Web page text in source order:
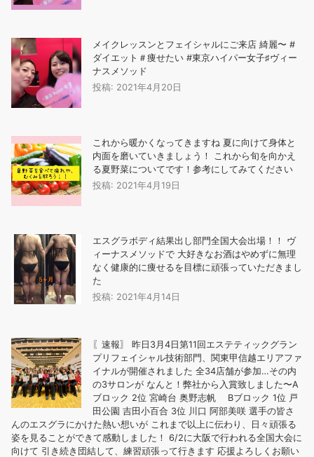
メイクレッスンとフェイシャルにご来店️ 綺麗〜 #
ダイエット＃痩せたい #東京ハイパー女子♯ヴィー
ナスメソッド
投稿: 2021年4月20日
これから暖かくなってきますね 夏に向けて身体と
内面を磨いていきましょう！️ これから旬を向かえ
る夏野菜についてです！参考にしてみてください
投稿: 2021年4月19日
エスグラボディ結果出し部門全国大会出場！！ ヴ
ィーナスメソッドで 大好きなお酒はやめずに無理
なく健康的に痩せるを目標に頑張っていただきまし
た
投稿: 2021年4月14日
〖速報〗 昨日3月4日第11回エステティックグラン
プリフェイシャル技術部門、関東甲信越エリアファ
イナルが開催されました 全34店舗が参加…その内
の3サロンが なんと！弊社から入賞致しました〜A
ブロック 2位 宮崎台 奥野志帆 Bブロック 1位 戸
田公園 吉田小百合 3位 川口 阿部美咲 選手の皆さ
んのエスグラにかけた熱い想いが これまで以上に伝わり、日々頑張る
姿を見ることができて感動しました！ 6/2に大阪で行われる全国大会に
向けて 引き続き団結して、練習頑張って行きます 応援よろしくお願い